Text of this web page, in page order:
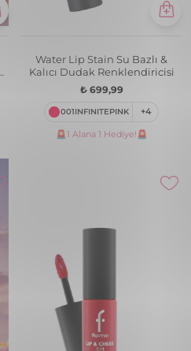
Water Lip Stain Su Bazlı &
Kalıcı Dudak Renklendiricisi
₺ 699,99
001INFINITEPINK +4
🚨1 Alana 1 Hediye!🚨